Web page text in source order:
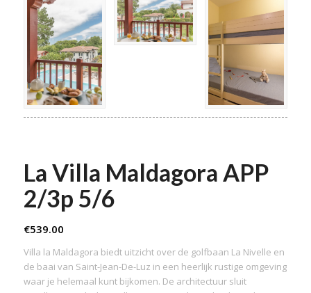
La Villa Maldagora APP
2/3p 5/6
€539.00
Villa la Maldagora biedt uitzicht over de golfbaan La Nivelle en
de baai van Saint-Jean-De-Luz in een heerlijk rustige omgeving
waar je helemaal kunt bijkomen. De architectuur sluit